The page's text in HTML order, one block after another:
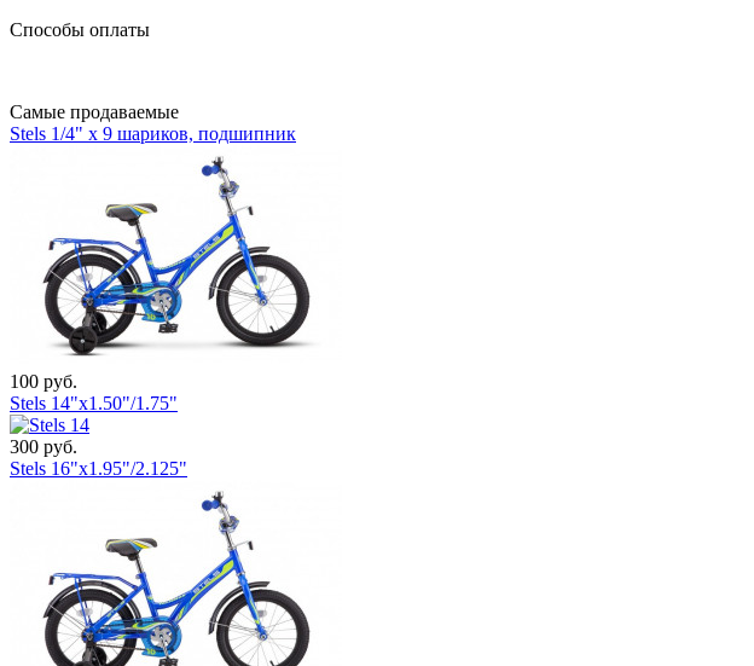
Способы оплаты
Самые продаваемые
Stels 1/4" х 9 шариков, подшипник
100 руб.
Stels 14"x1.50"/1.75"
300 руб.
Stels 16"x1.95"/2.125"